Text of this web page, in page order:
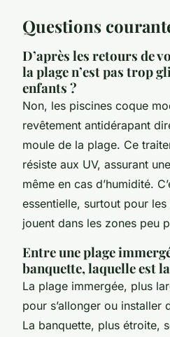
Questions
D’après les retours de
la plage n’est pas trop
enfants ?
Non, les piscines coque
revêtement antidérapant
moule de la plage. Ce
résiste aux UV, assurant
même en cas d’humidité.
essentielle, surtout pour
jouent dans les zones peu
Entre une plage
banquette, laquelle est
La plage immergée, plus
pour s’allonger ou installer
La banquette, plus étroite,